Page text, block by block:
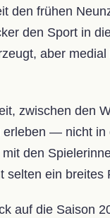
den frühen
den Sport in
aber
zwischen den
— nicht
den
selten ein breites
auf die Saison